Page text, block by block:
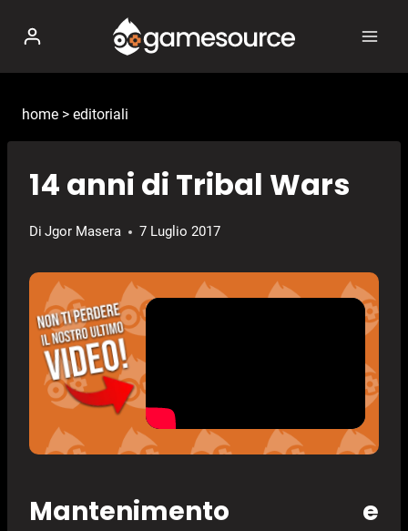
contenuto
home > editoriali
14 anni di Tribal Wars
Di Jgor Masera 7 Luglio 2017
Mantenimento e